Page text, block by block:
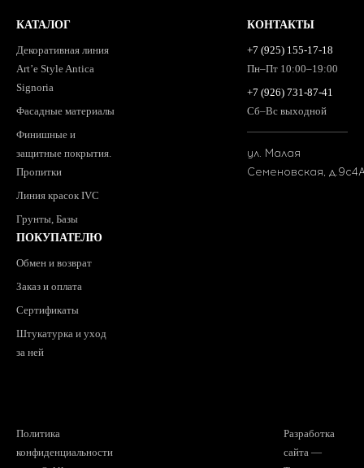
КАТАЛОГ
Декоративная линия
Art’e Style Antica
Signoria
Фасадные материалы
Финишные и
защитные покрытия.
Пропитки
Линия красок IVC
Грунты, Базы
ПОКУПАТЕЛЮ
Обмен и возврат
Заказ и оплата
Сертификаты
Штукатурка и уход
за ней
КОНТАКТЫ
+7 (925) 155-17-18
Пн–Пт 10:00–19:00
+7 (926) 731-87-41
Сб–Вс выходной
ул. Малая
Семеновская,
Политика
конфиденциальности
Разработка
сайта —